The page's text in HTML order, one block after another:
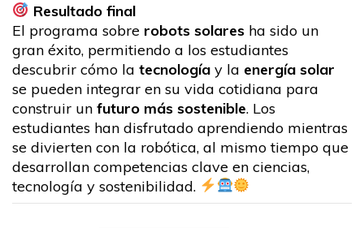
Resultado final
El programa sobre robots solares ha sido un
gran éxito, permitiendo a los estudiantes
descubrir cómo la tecnología y la energía solar
se pueden integrar en su vida cotidiana para
construir un futuro más sostenible. Los
estudiantes han disfrutado aprendiendo mientras
se divierten con la robótica, al mismo tiempo que
desarrollan competencias clave en ciencias,
tecnología y sostenibilidad.